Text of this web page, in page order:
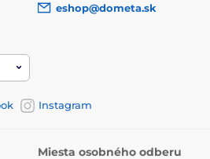
eshop@dometa.sk
Instagram
Miesta osobného odberu